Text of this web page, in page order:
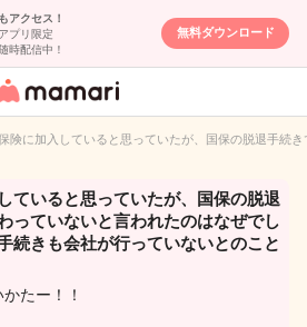
アクセス！
プリ限定
時配信中！
無料ダウンロード
性専用匿名QA
ト
険に加入していると思っていたが、国保の脱退手続
ていると思っていたが、国保の脱退
っていないと言われたのはなぜでし
続きも会社が行っていないとのこと
たー！！